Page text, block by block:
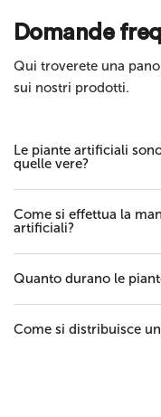
Domande
Qui troverete una
sui nostri prodotti.
Le piante artificiali
quelle vere?
Come si effettua la
artificiali?
Quanto durano le
Come si distribuisce